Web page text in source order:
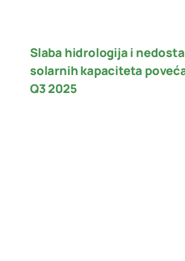
Slaba hidrologija i
solarnih kapaciteta
Q3 2025